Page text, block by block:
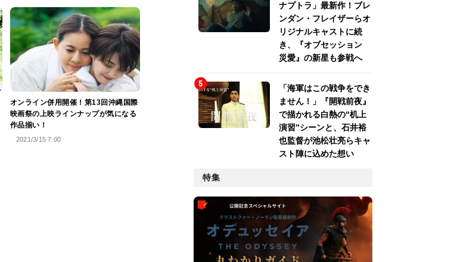
オンライン併用開催！第13回沖縄国際
映画祭の上映ラインナップが気になる
作品揃い！
2021/3/15 7:00
ナプトラ」最新作！ブレ
ンダン・フレイザーらオ
リジナルキャストに続
き、『オブセッション
災愛』の新星も参戦へ
「海軍はこの戦争をでき
ません！」『開戦前夜』
で描かれる白熱の“机上
演習”シーンと、石井裕
也監督が池松壮亮らキャ
スト陣に込めた想い
特集